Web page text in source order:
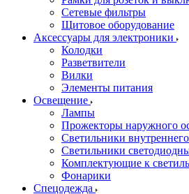
Сетевые фильтры
Щитовое оборудование
Аксессуары для электроники
Колодки
Разветвители
Вилки
Элементы питания
Освещение
Лампы
Прожекторы наружного
Светильники
Светильники
Комплектующие к
Фонарики
Спецодежда